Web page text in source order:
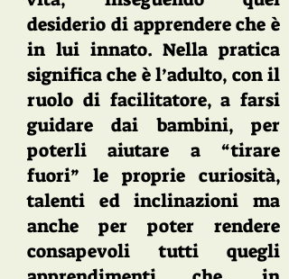
desiderio di apprendere che è
in lui innato. Nella pratica
significa che è l’adulto, con il
ruolo di facilitatore, a farsi
guidare dai bambini, per
poterli aiutare a “tirare
fuori” le proprie curiosità,
talenti ed inclinazioni ma
anche per poter rendere
consapevoli tutti quegli